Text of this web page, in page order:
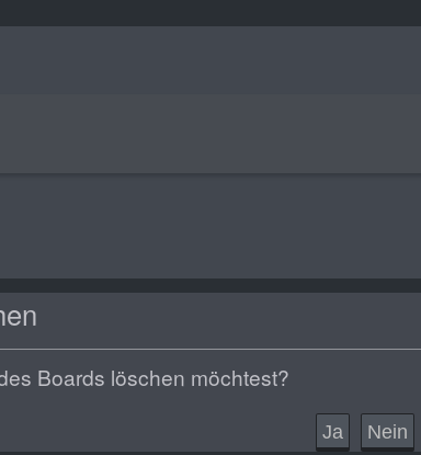
Boards löschen möchtest?